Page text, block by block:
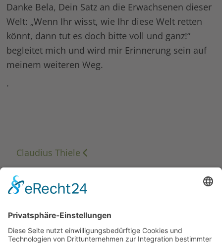
Danke Bela, Dein Satz an die Erwachsenen dieser
Welt: „Wenn Ihr wisst, wie Ihr diese Welt retten
könnt, dann tut es doch bitte voll und ganz!“
begleitet mich und wird mir Erinnerung sein auf
meinem weiteren Weg.
.
Claudius Thiele
Aruna Dufft
Werner Pilz
Katharina Heppner
Michael Schneyer